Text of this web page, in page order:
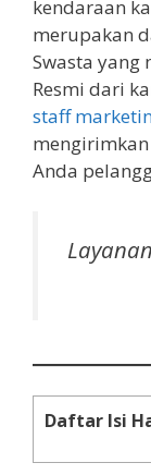
kendaraan
merupakan
Swasta yang
Resmi dari
staff
Anda
Daftar Isi